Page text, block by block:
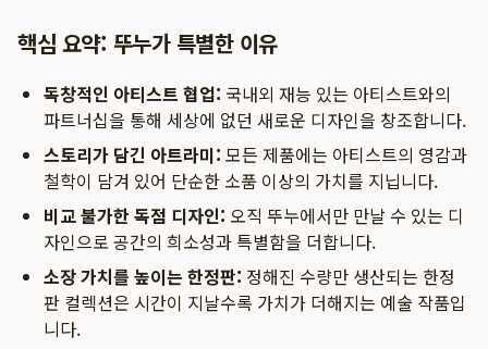
핵심 요약: 뚜누가 특별한 이유
독창적인 아티스트 협업: 국내외 재능 있는 아티스트와의
파트너십을 통해 세상에 없던 새로운 디자인을 창조합니다.
스토리가 담긴 아트라미: 모든 제품에는 아티스트의 영감과
철학이 담겨 있어 단순한 소품 이상의 가치를 지닙니다.
비교 불가한 독점 디자인: 오직 뚜누에서만 만날 수 있는 디
자인으로 공간의 희소성과 특별함을 더합니다.
소장 가치를 높이는 한정판: 정해진 수량만 생산되는 한정
판 컬렉션은 시간이 지날수록 가치가 더해지는 예술 작품입
니다.